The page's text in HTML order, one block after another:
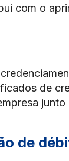
com o
de
de